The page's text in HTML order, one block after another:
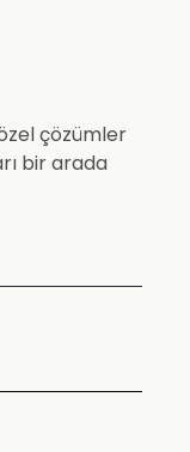
çözümler
bir arada